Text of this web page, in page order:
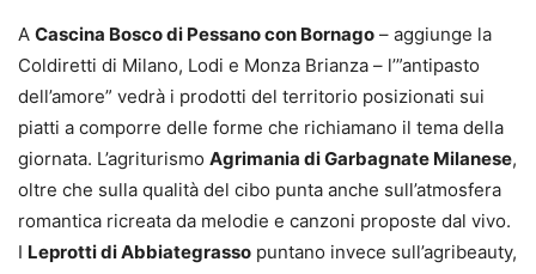
A Cascina Bosco di Pessano con Bornago – aggiunge la
Coldiretti di Milano, Lodi e Monza Brianza – l’”antipasto
dell’amore” vedrà i prodotti del territorio posizionati sui
piatti a comporre delle forme che richiamano il tema della
giornata. L’agriturismo Agrimania di Garbagnate Milanese,
oltre che sulla qualità del cibo punta anche sull’atmosfera
romantica ricreata da melodie e canzoni proposte dal vivo.
I Leprotti di Abbiategrasso puntano invece sull’agribeauty,